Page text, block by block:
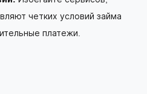
четких условий займа
платежи.